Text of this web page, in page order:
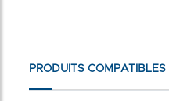
PRODUITS COMPATIBLES